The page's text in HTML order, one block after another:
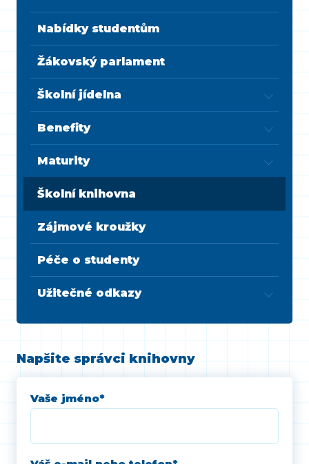
Nabídky studentům
Žákovský parlament
Školní jídelna
Benefity
Maturity
Školní knihovna
Zájmové kroužky
Péče o studenty
Užitečné odkazy
Napšite správci knihovny
Vaše jméno*